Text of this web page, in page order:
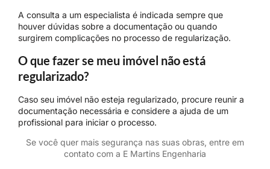
A consulta a um especialista é indicada sempre que
houver dúvidas sobre a documentação ou quando
surgirem complicações no processo de regularização.
O que fazer se meu imóvel não está
regularizado?
Caso seu imóvel não esteja regularizado, procure reunir a
documentação necessária e considere a ajuda de um
profissional para iniciar o processo.
Se você quer mais segurança nas suas obras, entre em
contato com a E Martins Engenharia